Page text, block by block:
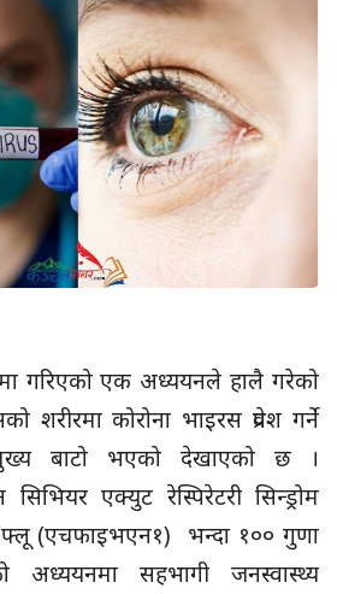
गरिएको एक अध्ययनले हालै गरेको
शरीरमा कोरोना भाइरस प्रवेश गर्ने
बाटो भएको देखाएको छ ।
सिभियर एक्युट रेस्पिरेटरी सिन्ड्रोम
फ्लू (एचफाइभएन१) भन्दा १०० गुणा
अध्ययनमा सहभागी जनस्वास्थ्य